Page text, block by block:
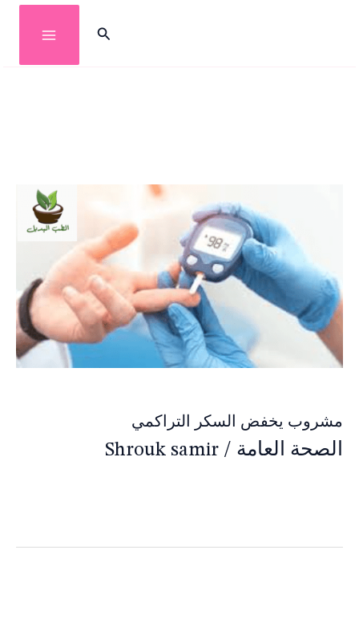
البحث
مشروب يخفض السكر التراكمي
الصحة العامة /
Shrouk samir